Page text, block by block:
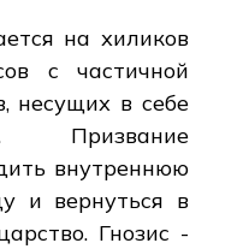
на хиликов
с частичной
несущих в себе
Призвание
внутреннюю
и вернуться в
Гнозис -